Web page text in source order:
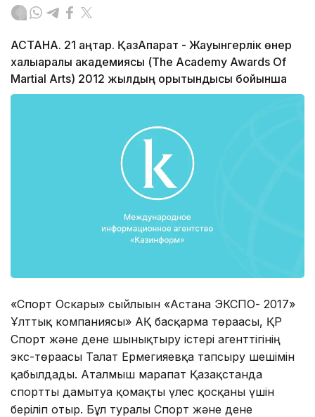
АСТАНА. 21 қаңтар. ҚазАқпарат - Жауынгерлік өнер
халықаралық академиясы (The Academy Awards Of
Martial Arts) 2012 жылдың қорытындысы бойынша
«Спорт Оскары» сыйлығын «Астана ЭКСПО- 2017»
Ұлттық компаниясы» АҚ басқарма төрағасы, ҚР
Спорт және дене шынықтыру істері агенттігінің
экс-төрағасы Талғат Ермегияевқа тапсыру шешімін
қабылдады. Аталмыш марапат Қазақстанда
спортты дамытуға қомақты үлес қосқаны үшін
беріліп отыр. Бұл туралы Спорт және дене